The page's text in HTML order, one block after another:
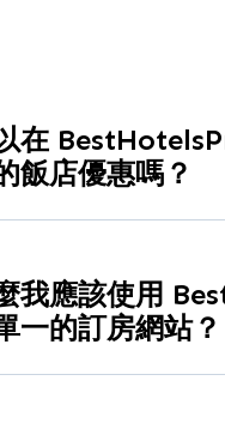
在
飯店優惠嗎？
作夥伴為了快速填補空
我應該使用
一的訂房網站？
較多個平台